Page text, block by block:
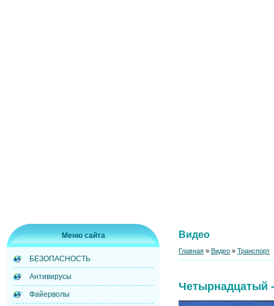
Меню сайта
БЕЗОПАСНОСТЬ
Антивирусы
Файерволы
Видео
Главная » Видео » Транспорт
Четырнадцатый